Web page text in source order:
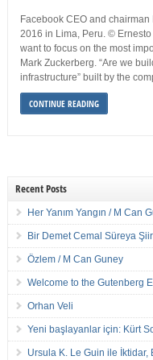
Facebook CEO and
2016 in Lima, Peru. © Ernesto
want to focus on the most
Mark Zuckerberg. “Are we
infrastructure” built by the
CONTINUE READING
Recent Posts
Her Yanım Yangın / M Can
Bir Demet Cemal Süreya
Özlem / M Can Guney
Welcome to the Gutenberg
Orhan Veli
Yeni başlayanlar için: Kürt
Ursula K. Le Guin ile İktidar,